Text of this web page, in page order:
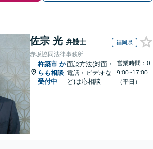
佐宗 光 弁護士 福岡県
赤坂協同法律事務所
杵築市 か
らも相談
受付中
面談方法(対面・
電話・ビデオな
ど)は応相談
営業時間：0
9:00~17:00
（平日）